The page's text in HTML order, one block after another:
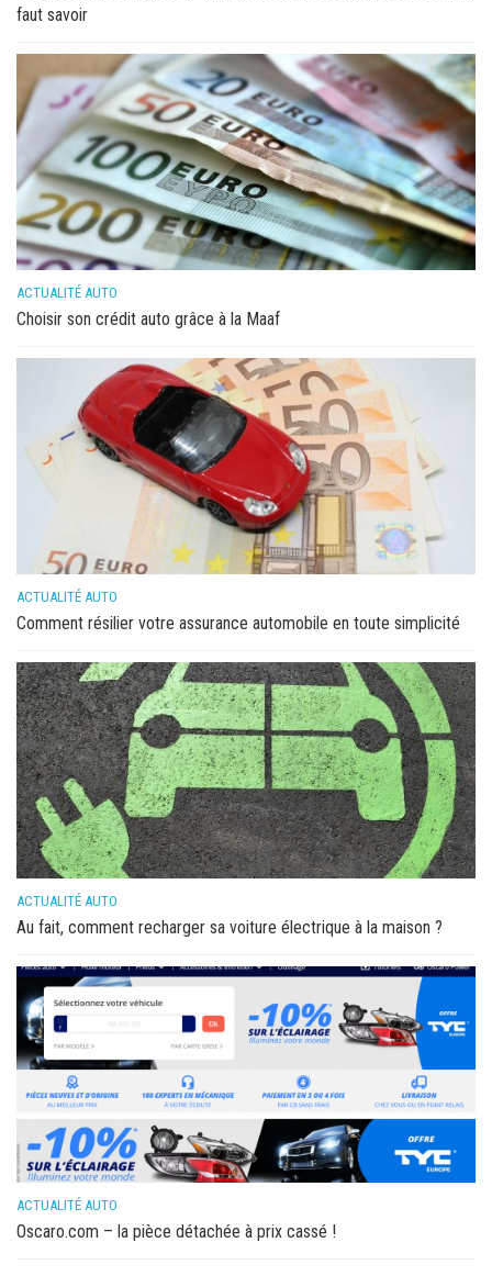
faut savoir
ACTUALITÉ AUTO
Choisir son crédit auto grâce à la Maaf
ACTUALITÉ AUTO
Comment résilier votre assurance automobile en toute simplicité
ACTUALITÉ AUTO
Au fait, comment recharger sa voiture électrique à la maison ?
ACTUALITÉ AUTO
Oscaro.com – la pièce détachée à prix cassé !